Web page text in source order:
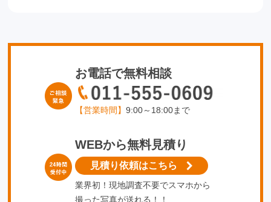
お電話で無料相談
【営業時間】 9:00～18:00まで
WEBから無料見積り
見積り依頼はこちら
業界初！現地調査不要でスマホから
撮った写真が送れる！！